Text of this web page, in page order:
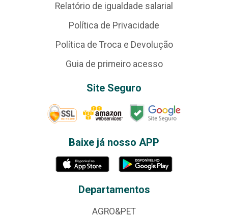
Relatório de igualdade salarial
Política de Privacidade
Política de Troca e Devolução
Guia de primeiro acesso
Site Seguro
Baixe já nosso APP
Departamentos
AGRO&PET